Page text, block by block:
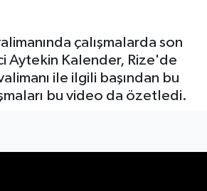
çalışmalarda son
Aytekin Kalender, Rize'de
ile ilgili başından bu
bu video da özetledi.